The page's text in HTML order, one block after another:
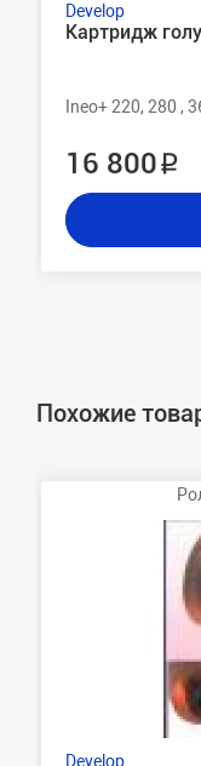
Develop
Картридж
Ineo+ 220, 280 ,
16 800 ₽
Похожие
Develop